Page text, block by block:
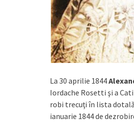
La 30 aprilie 1844
Iordache Rosetti şi a
robi trecuţi în lista
ianuarie 1844 de